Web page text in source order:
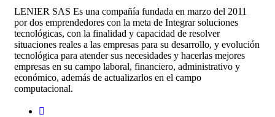
LENIER SAS Es una compañía fundada en marzo del 2011
por dos emprendedores con la meta de Integrar soluciones
tecnológicas, con la finalidad y capacidad de resolver
situaciones reales a las empresas para su desarrollo, y evolución
tecnológica para atender sus necesidades y hacerlas mejores
empresas en su campo laboral, financiero, administrativo y
económico, además de actualizarlos en el campo
computacional.